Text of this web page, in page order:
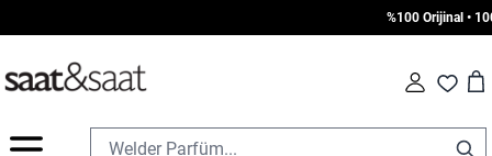
%100 Orijinal •
Fav Cart